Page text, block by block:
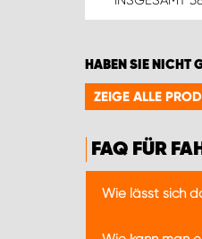
HABEN SIE NICHT
ZEIGE ALLE
FAQ FÜR
Wie lässt sich
Um das Umfeld